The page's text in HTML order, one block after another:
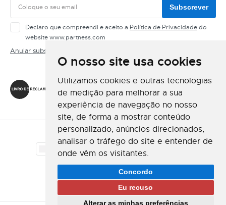
O nosso site usa cookies
Utilizamos cookies e outras tecnologias
de medição para melhorar a sua
experiência de navegação no nosso
site, de forma a mostrar conteúdo
personalizado, anúncios direcionados,
analisar o tráfego do site e entender de
onde vêm os visitantes.
Concordo
Eu recuso
Alterar as minhas preferências
Subscrever
Declaro que compreendi e aceito a Política de Privacidadedo
website www.partness.com
Anular subscrição
Método de Pagamento
Método de Envio